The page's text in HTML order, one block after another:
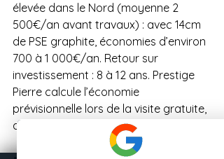
élevée dans le Nord (moyenne 2
500€/an avant travaux) : avec 14cm
de PSE graphite, économies d’environ
700 à 1 000€/an. Retour sur
investissement : 8 à 12 ans. Prestige
Pierre calcule l’économie
prévisionnelle lors de la visite gratuite,
avec l’étude thermique incluse.